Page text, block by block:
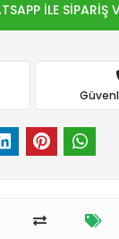
İLE SİPARİŞ